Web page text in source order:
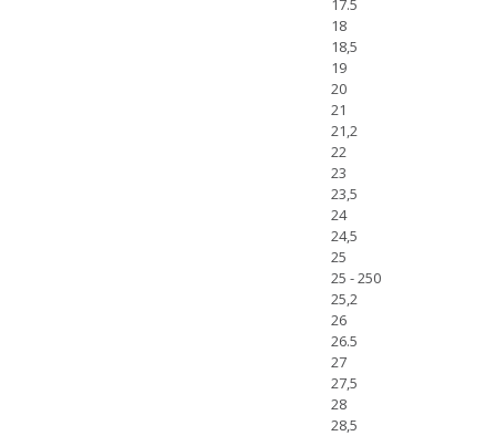
18
18,5
19
20
21
21,2
22
23
23,5
24
24,5
25
25 - 250
25,2
26
26.5
27
27,5
28
28,5